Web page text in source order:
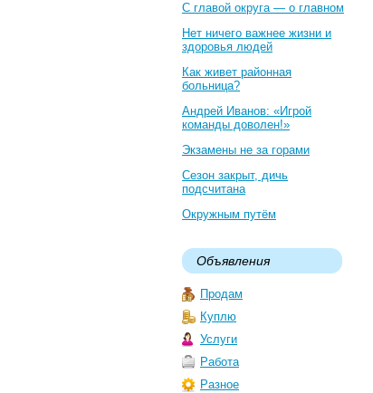
С главой округа — о главном
Нет ничего важнее жизни и
здоровья людей
Как живет районная
больница?
Андрей Иванов: «Игрой
команды доволен!»
Экзамены не за горами
Сезон закрыт, дичь
подсчитана
Окружным путём
Объявления
Продам
Куплю
Услуги
Работа
Разное